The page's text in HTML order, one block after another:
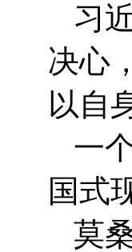
习
决心
以自
一
国式
莫